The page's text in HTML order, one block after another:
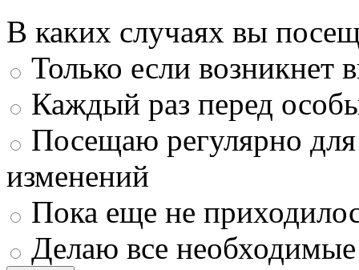
В каких случаях вы
Только если возникнет
Каждый раз перед
Посещаю регулярно
изменений
Пока еще не
Делаю все